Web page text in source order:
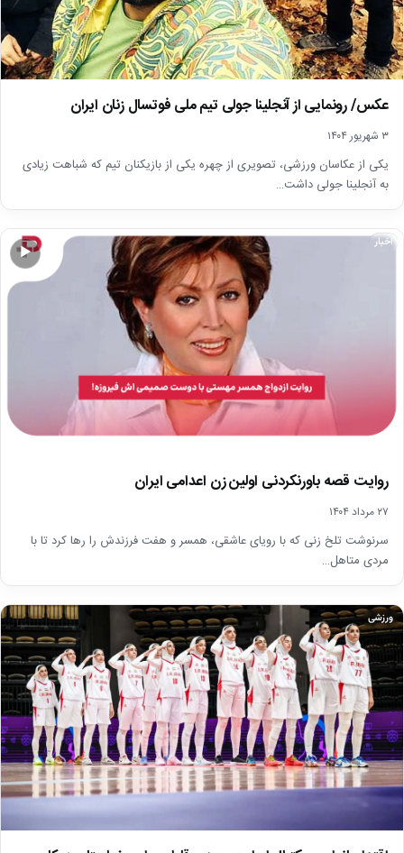
عکس/ رونمایی از آنجلینا جولی تیم ملی فوتسال زنان ایران
۳ شهریور ۱۴۰۴
یکی از عکاسان ورزشی، تصویری از چهره یکی از بازیکنان تیم که شباهت زیادی
به آنجلینا جولی داشت…
▶
اخبار
روایت قصه باورنکردنی اولین زن اعدامی ایران
۲۷ مرداد ۱۴۰۴
سرنوشت تلخ زنی که با رویای عاشقی، همسر و هفت فرزندش را رها کرد تا با
مردی متاهل…
ورزشی